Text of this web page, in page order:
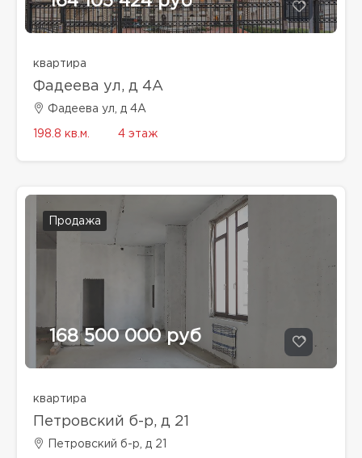
квартира
Фадеева ул, д 4A
Фадеева ул, д 4A
198.8 кв.м. 4 этаж
Продажа
168 500 000 руб
квартира
Петровский б-р, д 21
Петровский б-р, д 21